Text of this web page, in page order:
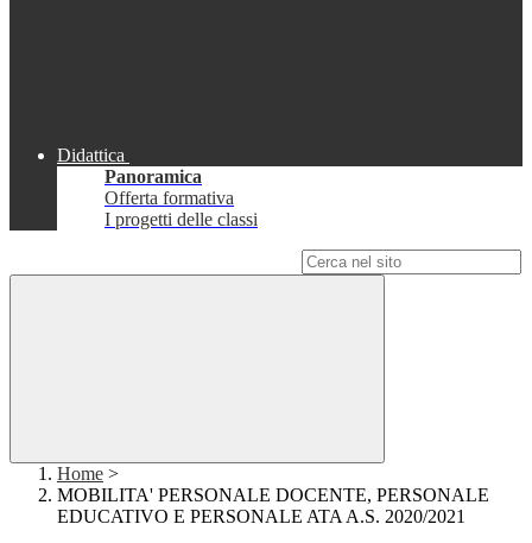
Didattica
Panoramica
Offerta formativa
I progetti delle classi
Home >
MOBILITA' PERSONALE DOCENTE, PERSONALE
EDUCATIVO E PERSONALE ATA A.S. 2020/2021